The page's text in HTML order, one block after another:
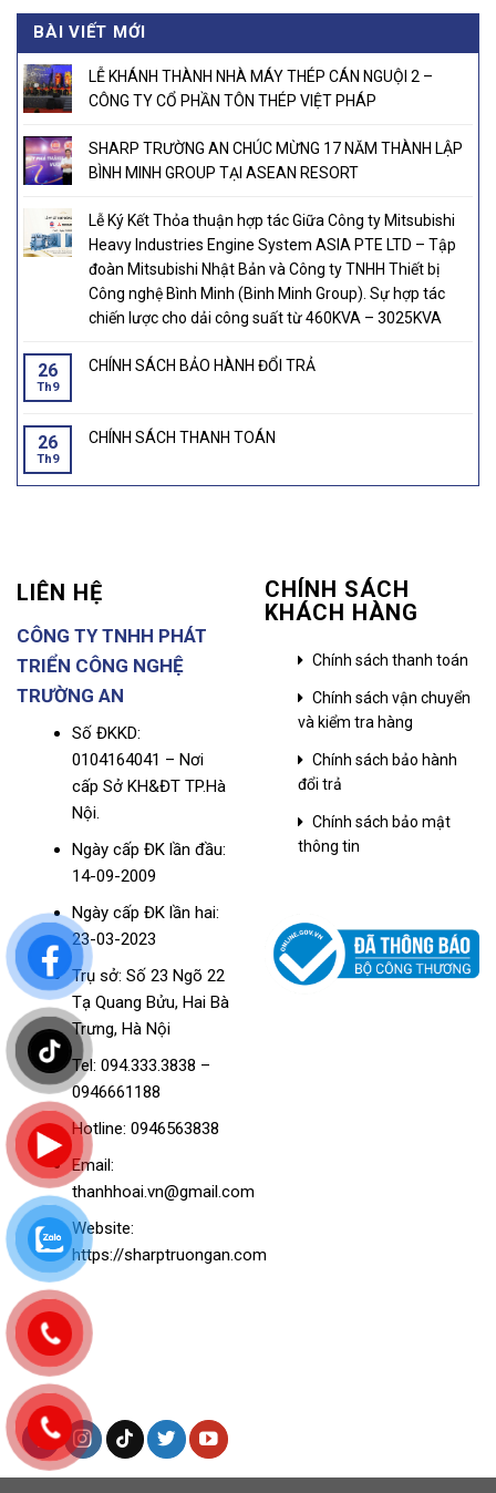
was:
is:
BÀI VIẾT MỚI
LỄ KHÁNH THÀNH NHÀ MÁY THÉP CÁN NGUỘI 2 –
CÔNG TY CỔ PHẦN TÔN THÉP VIỆT PHÁP
SHARP TRƯỜNG AN CHÚC MỪNG 17 NĂM THÀNH LẬP
BÌNH MINH GROUP TẠI ASEAN RESORT
Lễ Ký Kết Thỏa thuận hợp tác Giữa Công ty Mitsubishi
Heavy Industries Engine System ASIA PTE LTD – Tập
đoàn Mitsubishi Nhật Bản và Công ty TNHH Thiết bị
Công nghệ Bình Minh (Binh Minh Group). Sự hợp tác
chiến lược cho dải công suất từ 460KVA – 3025KVA
26
Th9
CHÍNH SÁCH BẢO HÀNH ĐỔI TRẢ
26
Th9
CHÍNH SÁCH THANH TOÁN
LIÊN HỆ
CÔNG TY TNHH PHÁT
TRIỂN CÔNG NGHỆ
TRƯỜNG AN
Số ĐKKD:
0104164041 – Nơi
cấp Sở KH&ĐT TP.Hà
Nội.
Ngày cấp ĐK lần đầu:
14-09-2009
Ngày cấp ĐK lần hai:
23-03-2023
Trụ sở: Số 23 Ngõ 22
Tạ Quang Bửu, Hai Bà
Trưng, Hà Nội
Tel: 094.333.3838 –
0946661188
Hotline: 0946563838
Email:
thanhhoai.vn@gmail.com
Website:
https://sharptruongan.com
CHÍNH SÁCH
KHÁCH HÀNG
Chính sách thanh toán
Chính sách vận chuyển
và kiểm tra hàng
Chính sách bảo hành
đổi trả
Chính sách bảo mật
thông tin